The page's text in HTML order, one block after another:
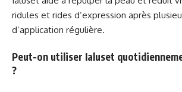
ridules et rides d’expression après
d’application régulière.
Peut-on utiliser Ialuset
?